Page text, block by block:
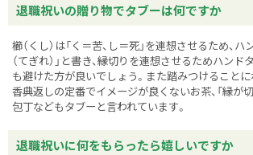
退職祝いの贈り物でタブーは何ですか
櫛（くし）は「く＝苦、し＝死」を連想させるため、
（てぎれ）」と書き、縁切りを連想させるためハン
も避けた方が良いでしょう。また踏みつけることに
香典返しの定番でイメージが良くないお茶、「縁が
包丁などもタブーと言われています。
退職祝いに何をもらったら嬉しいですか